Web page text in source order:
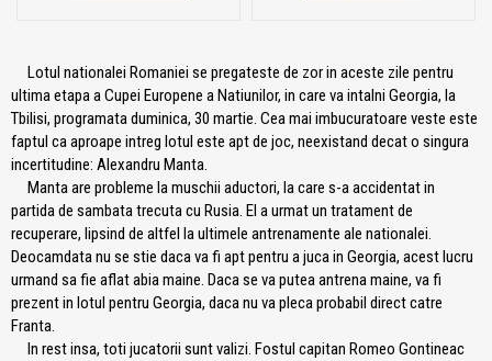
Lotul nationalei Romaniei se pregateste de zor in aceste zile pentru
ultima etapa a Cupei Europene a Natiunilor, in care va intalni Georgia, la
Tbilisi, programata duminica, 30 martie. Cea mai imbucuratoare veste este
faptul ca aproape intreg lotul este apt de joc, neexistand decat o singura
incertitudine: Alexandru Manta.
Manta are probleme la muschii aductori, la care s-a accidentat in
partida de sambata trecuta cu Rusia. El a urmat un tratament de
recuperare, lipsind de altfel la ultimele antrenamente ale nationalei.
Deocamdata nu se stie daca va fi apt pentru a juca in Georgia, acest lucru
urmand sa fie aflat abia maine. Daca se va putea antrena maine, va fi
prezent in lotul pentru Georgia, daca nu va pleca probabil direct catre
Franta.
In rest insa, toti jucatorii sunt valizi. Fostul capitan Romeo Gontineac